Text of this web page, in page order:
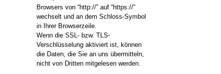
Browsers von “http://” auf “https://”
wechselt und an dem Schloss-Symbol
in Ihrer Browserzeile.
Wenn die SSL- bzw. TLS-
Verschlüsselung aktiviert ist, können
die Daten, die Sie an uns übermitteln,
nicht von Dritten mitgelesen werden.